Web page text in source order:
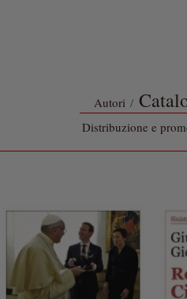
Autori /
Distribuzione e